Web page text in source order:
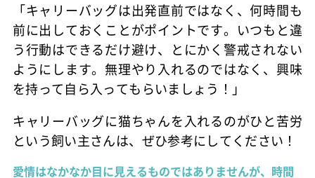
「キャリーバッグは出発直前ではなく、何時間も
前に出しておくことがポイントです。いつもと違
う行動はできるだけ避け、とにかく警戒されない
ようにします。無理やり入れるのではなく、興味
を持って自ら入ってもらいましょう！」
キャリーバッグに猫ちゃんを入れるのがひと苦労
という飼い主さんは、ぜひ参考にしてください！
愛情はなかなか目に見えるものではありませんが、時間